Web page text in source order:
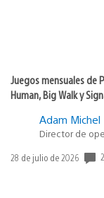
Juegos mensuales de
Human, Big Walk y
Adam Michel
Director de
Fecha
28 de julio de 2026 2